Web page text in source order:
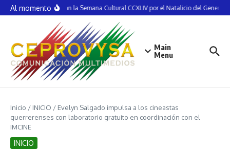
Saltar al contenido
Al momentoInauguran la Semana Cultural CCXLIV por el Natalicio del General
Main
Menu
Inicio / INICIO / Evelyn Salgado impulsa a los cineastas
guerrerenses con laboratorio gratuito en coordinación con el
IMCINE
INICIO